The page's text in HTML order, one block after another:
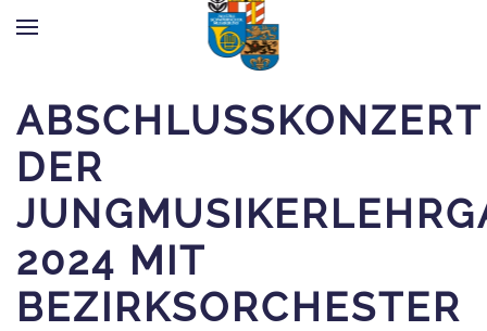
Zum Hauptinhalt springen
ABSCHLUSSKONZERT
DER
2024 MIT
BEZIRKSORCHESTER